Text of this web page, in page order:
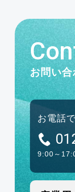
お問い合
お電話
9:00～